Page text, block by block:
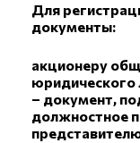
Для
документы:
акционеру
– документ,
должностное